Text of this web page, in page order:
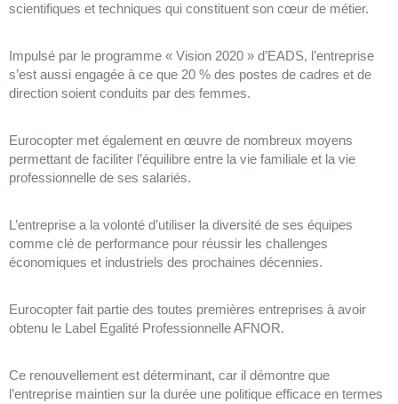
scientifiques et techniques qui constituent son cœur de métier.
Impulsé par le programme « Vision 2020 » d’EADS, l’entreprise
s’est aussi engagée à ce que 20 % des postes de cadres et de
direction soient conduits par des femmes.
Eurocopter met également en œuvre de nombreux moyens
permettant de faciliter l’équilibre entre la vie familiale et la vie
professionnelle de ses salariés.
L’entreprise a la volonté d’utiliser la diversité de ses équipes
comme clé de performance pour réussir les challenges
économiques et industriels des prochaines décennies.
Eurocopter fait partie des toutes premières entreprises à avoir
obtenu le Label Egalité Professionnelle AFNOR.
Ce renouvellement est déterminant, car il démontre que
l’entreprise maintien sur la durée une politique efficace en termes